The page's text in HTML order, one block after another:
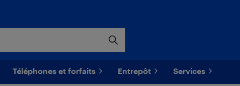
Téléphones et forfaits Entrepôt Services